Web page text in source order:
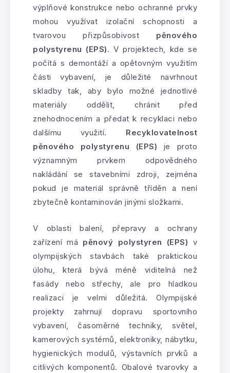
výplňové konstrukce nebo ochranné prvky
mohou využívat izolační schopnosti a
tvarovou přizpůsobivost pěnového
polystyrenu (EPS). V projektech, kde se
počítá s demontáží a opětovným využitím
části vybavení, je důležité navrhnout
skladby tak, aby bylo možné jednotlivé
materiály oddělit, chránit před
znehodnocením a předat k recyklaci nebo
dalšímu využití. Recyklovatelnost
pěnového polystyrenu (EPS) je proto
významným prvkem odpovědného
nakládání se stavebními zdroji, zejména
pokud je materiál správně tříděn a není
zbytečně kontaminován jinými složkami.
V oblasti balení, přepravy a ochrany
zařízení má pěnový polystyren (EPS) v
olympijských stavbách také praktickou
úlohu, která bývá méně viditelná než
fasády nebo střechy, ale pro hladkou
realizaci je velmi důležitá. Olympijské
projekty zahrnují dopravu sportovního
vybavení, časoměrné techniky, světel,
kamerových systémů, elektroniky, nábytku,
hygienických modulů, výstavních prvků a
citlivých komponentů. Obalové tvarovky a